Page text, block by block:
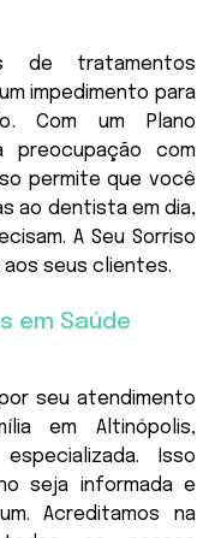
de tratamentos
impedimento para
Com um Plano
preocupação com
permite que você
ao dentista em dia,
A Seu Sorriso
seus clientes.
em Saúde
seu atendimento
em Altinópolis,
Isso
seja informada e
Acreditamos na